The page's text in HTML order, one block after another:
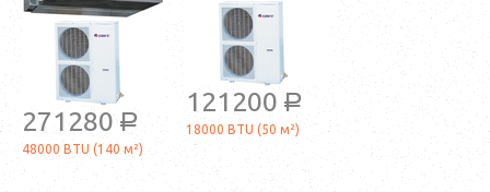
271280 a
48000 BTU (140 м²)
121200 a
18000 BTU (50 м²)